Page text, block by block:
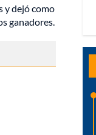
y dejó como
ganadores.